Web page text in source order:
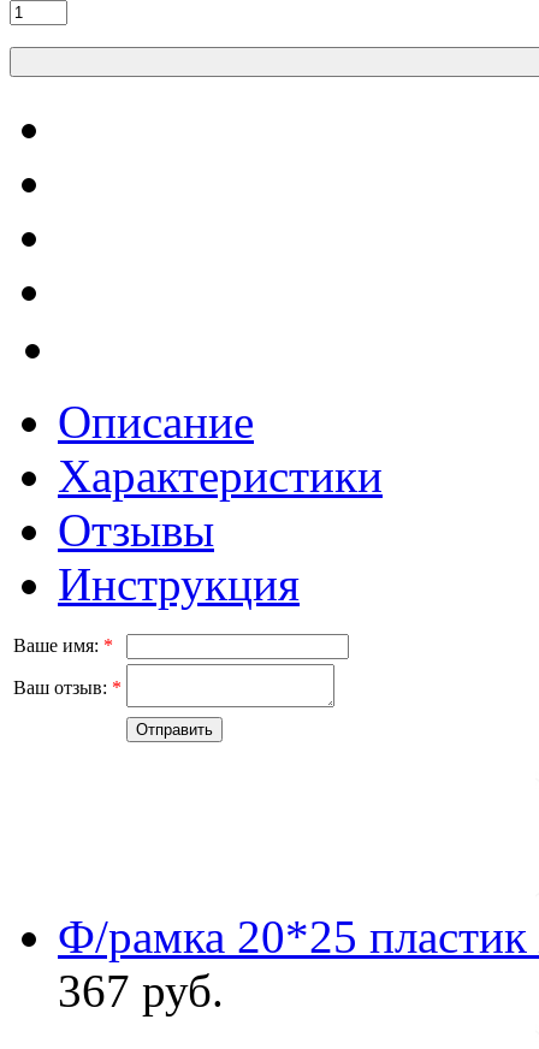
Описание
Характеристики
Отзывы
Инструкция
Ваше имя: *
Ваш отзыв: *
Ф/рамка 20*25
367 руб.